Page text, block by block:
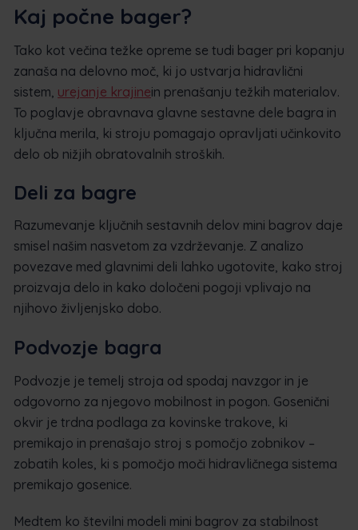
Kaj počne bager?
Tako kot večina težke opreme se tudi bager pri kopanju
zanaša na delovno moč, ki jo ustvarja hidravlični
sistem, urejanje krajinein prenašanju težkih materialov.
To poglavje obravnava glavne sestavne dele bagra in
ključna merila, ki stroju pomagajo opravljati učinkovito
delo ob nižjih obratovalnih stroških.
Deli za bagre
Razumevanje ključnih sestavnih delov mini bagrov daje
smisel našim nasvetom za vzdrževanje. Z analizo
povezave med glavnimi deli lahko ugotovite, kako stroj
proizvaja delo in kako določeni pogoji vplivajo na
njihovo življenjsko dobo.
Podvozje bagra
Podvozje je temelj stroja od spodaj navzgor in je
odgovorno za njegovo mobilnost in pogon. Gosenični
okvir je trdna podlaga za kovinske trakove, ki
premikajo in prenašajo stroj s pomočjo zobnikov –
zobatih koles, ki s pomočjo moči hidravličnega sistema
premikajo gosenice.
Medtem ko številni modeli mini bagrov za stabilnost